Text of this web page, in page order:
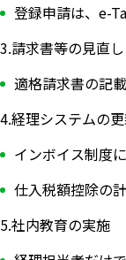
登録申請は、e-
3.請求書等の見直し
適格請求書の記
4.経理システムの
インボイス制度
仕入税額控除の
5.社内教育の実施